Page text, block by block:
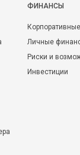
ФИНАНСЫ
Личные
Риски и
Инвестиции